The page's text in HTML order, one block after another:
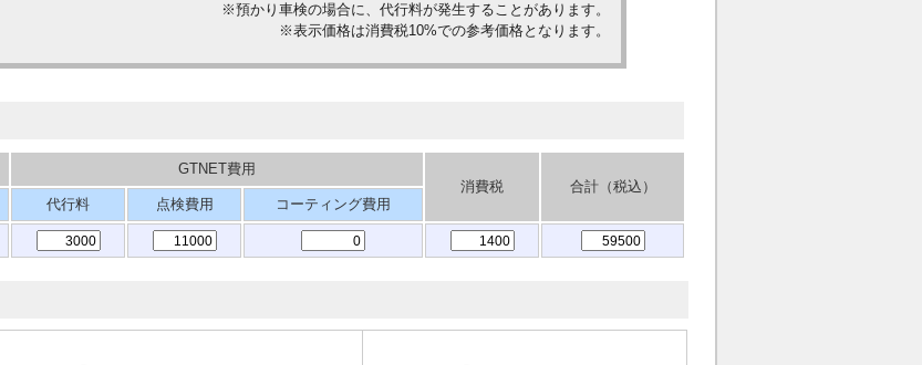
※預かり車検の場合に、代行料が発生することがあります。
※表示価格は消費税10%での参考価格となります。
GTNET費用
消費税
合計（税込）
代行料 点検費用 コーティング費用